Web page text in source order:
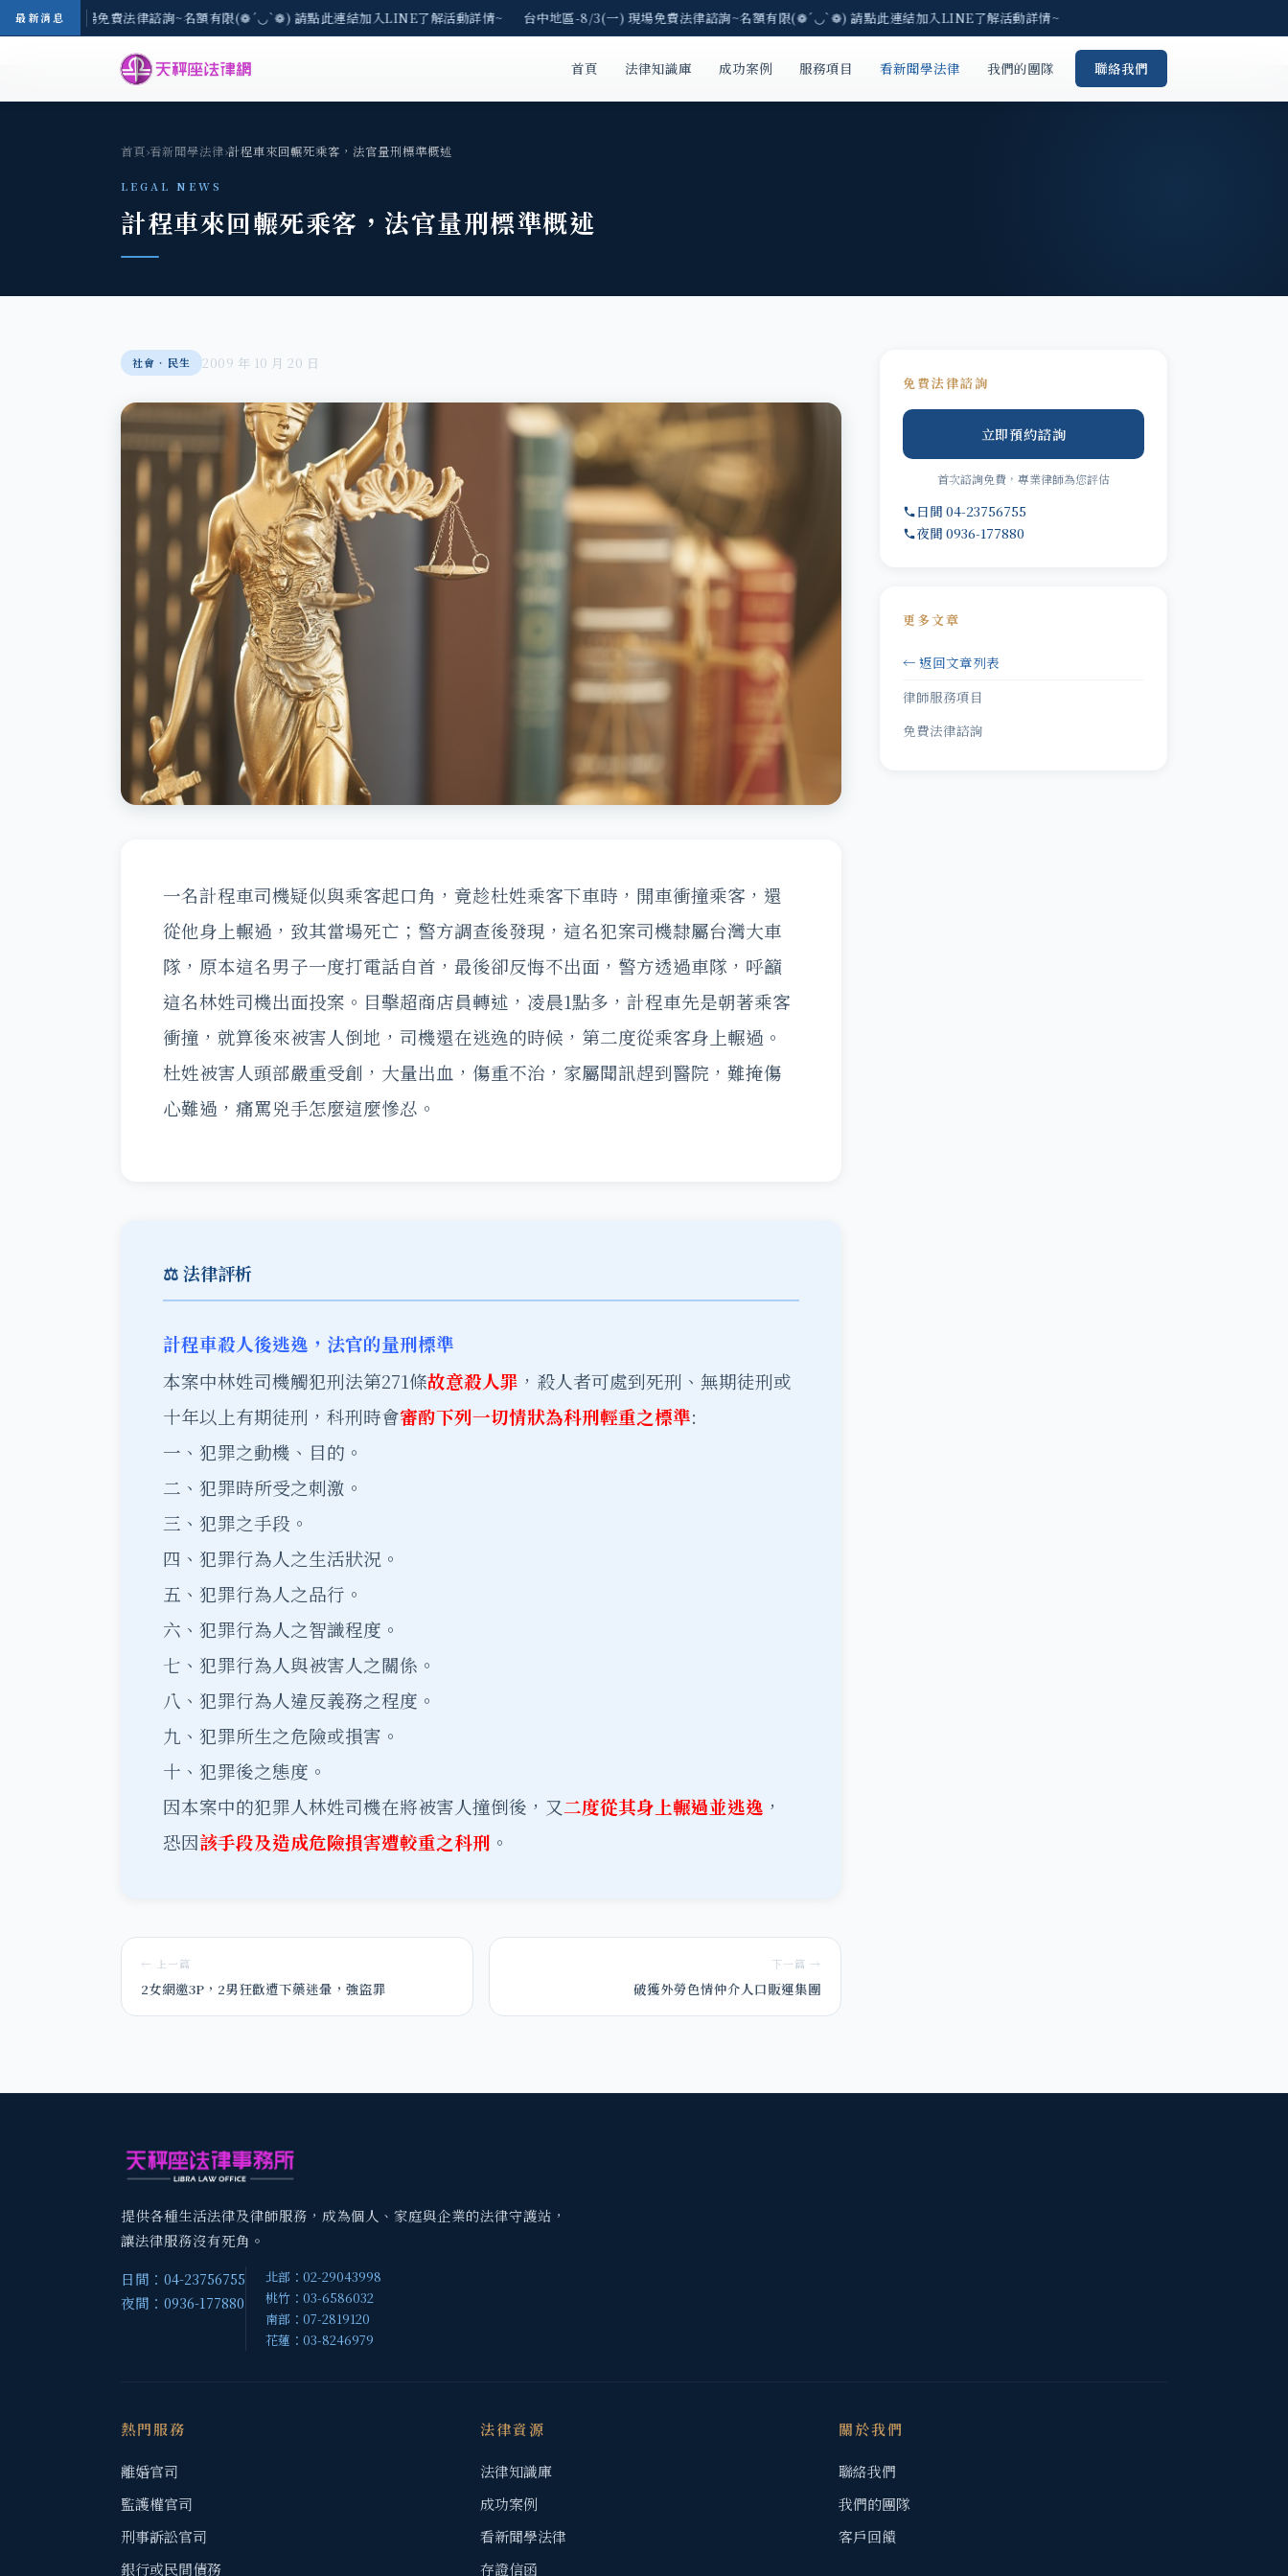
最新消息
-8/3(一) 現場免費法律諮詢~名額有限(❁´◡`❁) 請點此連結加入LINE了解活動詳情~ 台中地區-8/3(一) 現場免費法律諮詢~名額有限(❁´◡`❁) 請點此連結加入LINE了解活動詳情~
首頁 法律知識庫 成功案例 服務項目 看新聞學法律 我們的團隊 聯絡我們
首頁›看新聞學法律›計程車來回輾死乘客，法官量刑標準概述
LEGAL NEWS
計程車來回輾死乘客，法官量刑標準概述
社會‧民生 2009 年 10 月 20 日
一名計程車司機疑似與乘客起口角，竟趁杜姓乘客下車時，開車衝撞乘客，還
從他身上輾過，致其當場死亡；警方調查後發現，這名犯案司機隸屬台灣大車
隊，原本這名男子一度打電話自首，最後卻反悔不出面，警方透過車隊，呼籲
這名林姓司機出面投案。目擊超商店員轉述，凌晨1點多，計程車先是朝著乘客
衝撞，就算後來被害人倒地，司機還在逃逸的時候，第二度從乘客身上輾過。
杜姓被害人頭部嚴重受創，大量出血，傷重不治，家屬聞訊趕到醫院，難掩傷
心難過，痛罵兇手怎麼這麼慘忍。
⚖️ 法律評析
計程車殺人後逃逸，法官的量刑標準
本案中林姓司機觸犯刑法第271條故意殺人罪 ，殺人者可處到死刑、無期徒刑或
十年以上有期徒刑，科刑時會審酌下列一切情狀為科刑輕重之標準:
一、犯罪之動機、目的。
二、犯罪時所受之刺激。
三、犯罪之手段。
四、犯罪行為人之生活狀況。
五、犯罪行為人之品行。
六、犯罪行為人之智識程度。
七、犯罪行為人與被害人之關係。
八、犯罪行為人違反義務之程度。
九、犯罪所生之危險或損害。
十、犯罪後之態度。
因本案中的犯罪人林姓司機在將被害人撞倒後，又二度從其身上輾過並逃逸 ，
恐因該手段及造成危險損害遭較重之科刑 。
← 上一篇
2女網邀3P，2男狂歡遭下藥迷暈，強盜罪
下一篇 →
破獲外勞色情仲介人口販運集團
免費法律諮詢
立即預約諮詢
首次諮詢免費，專業律師為您評估
日間 04-23756755
夜間 0936-177880
更多文章
← 返回文章列表
律師服務項目
免費法律諮詢
提供各種生活法律及律師服務，成為個人、家庭與企業的法律守護站，
讓法律服務沒有死角。
日間：04-23756755
夜間：0936-177880
北部：02-29043998
桃竹：03-6586032
南部：07-2819120
花蓮：03-8246979
熱門服務
離婚官司
監護權官司
刑事訴訟官司
銀行或民間債務
法律資源
法律知識庫
成功案例
看新聞學法律
存證信函
關於我們
聯絡我們
我們的團隊
客戶回饋